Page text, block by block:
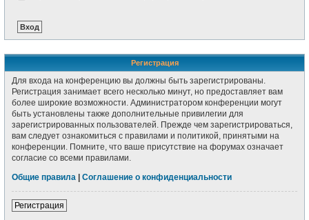
Регистрация
Для входа на конференцию вы должны быть зарегистрированы.
Регистрация занимает всего несколько минут, но предоставляет вам
более широкие возможности. Администратором конференции могут
быть установлены также дополнительные привилегии для
зарегистрированных пользователей. Прежде чем зарегистрироваться,
вам следует ознакомиться с правилами и политикой, принятыми на
конференции. Помните, что ваше присутствие на форумах означает
согласие со всеми правилами.
Общие правила
Соглашение о конфиденциальности
Регистрация